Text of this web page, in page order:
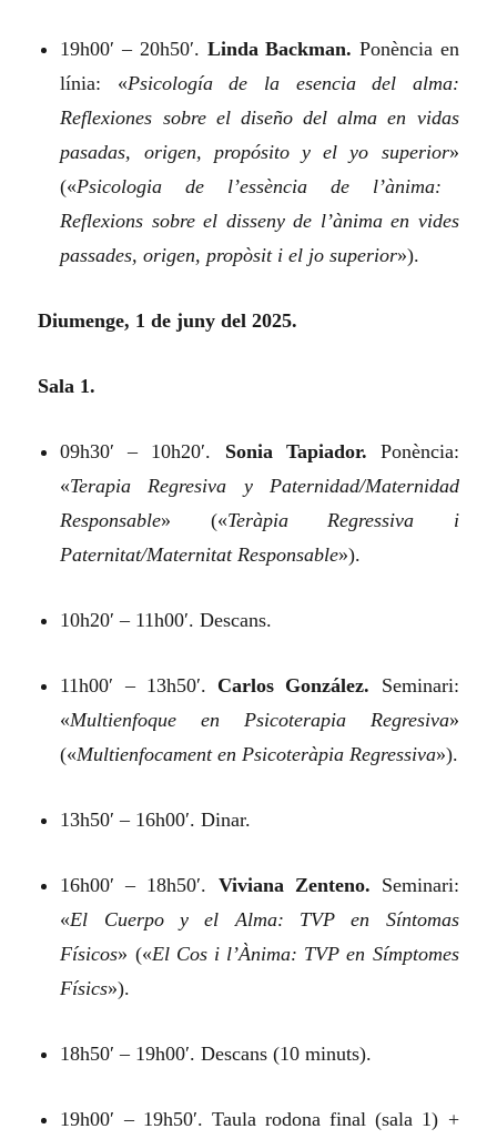
19h00′ – 20h50′. Linda Backman. Ponència en
línia: «Psicología de la esencia del alma:
Reflexiones sobre el diseño del alma en vidas
pasadas, origen, propósito y el yo superior»
(«Psicologia de l’essència de l’ànima:
Reflexions sobre el disseny de l’ànima en vides
passades, origen, propòsit i el jo superior»).
Diumenge, 1 de juny del 2025.
Sala 1.
09h30′ – 10h20′. Sonia Tapiador. Ponència:
«Terapia Regresiva y Paternidad/Maternidad
Responsable» («Teràpia Regressiva i
Paternitat/Maternitat Responsable»).
10h20′ – 11h00′. Descans.
11h00′ – 13h50′. Carlos González. Seminari:
«Multienfoque en Psicoterapia Regresiva»
(«Multienfocament en Psicoteràpia Regressiva»).
13h50′ – 16h00′. Dinar.
16h00′ – 18h50′. Viviana Zenteno. Seminari:
«El Cuerpo y el Alma: TVP en Síntomas
Físicos» («El Cos i l’Ànima: TVP en Símptomes
Físics»).
18h50′ – 19h00′. Descans (10 minuts).
19h00′ – 19h50′. Taula rodona final (sala 1) +